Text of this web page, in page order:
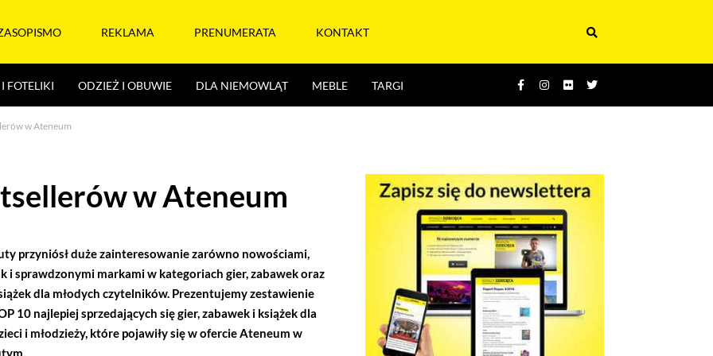
REKLAMA PRENUMERATA KONTAKT
FOTELIKI ODZIEŻ I OBUWIE DLA NIEMOWLĄT MEBLE TARGI
w Ateneum
w Ateneum
przyniósł duże zainteresowanie zarówno nowościami,
i sprawdzonymi markami w kategoriach gier, zabawek oraz
dla młodych czytelników. Prezentujemy zestawienie
10 najlepiej sprzedających się gier, zabawek i książek dla
i młodzieży, które pojawiły się w ofercie Ateneum w